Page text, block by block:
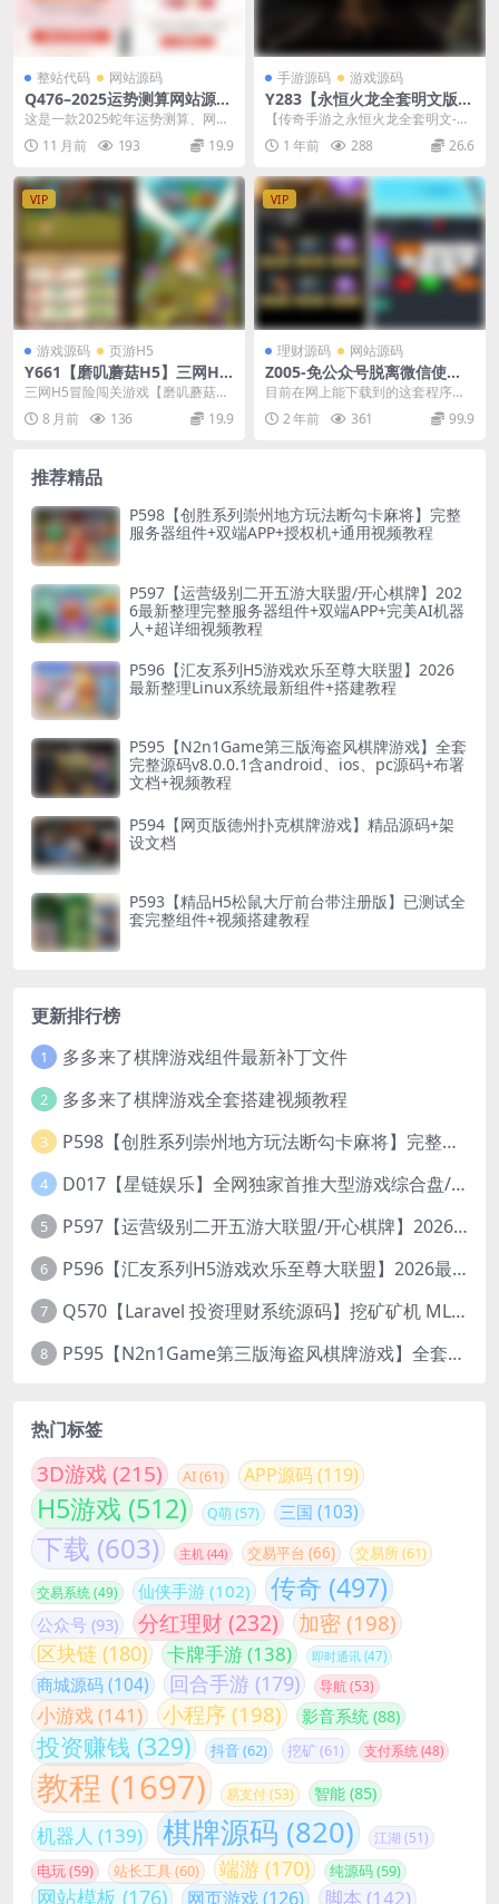
整站代码 网站源码
Q476–2025运势测算网站源码
附教程
这是一款2025蛇年运势测算、网站
源码、 风水起名、八字算命、算财
运姻缘等，第三...
11 月前 193 19.9
手游源码 游戏源码
Y283【永恒火龙全套明文版】
2025整理特色服务端+全套明
文+版本修改教程+zip加密j解
密工具+微端
【传奇手游之永恒火龙全套明文-免
授权版】经典三职业复古特色战神
引擎传奇手游-20...
1 年前 288 26.6
VIP
游戏源码 页游H5
Y661【磨叽蘑菇H5】三网H5
冒险闯关游戏2025最新整理W
IN系服务端+Linux手工服务端
+附赠源码+教程
三网H5冒险闯关游戏【磨叽蘑菇H
5】2025最新整理WIN系服务端+Li
nux手...
8 月前 136 19.9
VIP
理财源码 网站源码
Z005-免公众号脱离微信使用
的番摊幸运28全解密版源码
+采集修复20分钟+安装教程
目前在网上能下载到的这套程序都
是加密版，根本没法使用，本站这
次给群友的是全部解密...
2 年前 361 99.9
推荐精品
P598【创胜系列崇州地方玩法断勾卡麻将】完整
服务器组件+双端APP+授权机+通用视频教程
P597【运营级别二开五游大联盟/开心棋牌】202
6最新整理完整服务器组件+双端APP+完美AI机器
人+超详细视频教程
P596【汇友系列H5游戏欢乐至尊大联盟】2026
最新整理Linux系统最新组件+搭建教程
P595【N2n1Game第三版海盗风棋牌游戏】全套
完整源码v8.0.0.1含android、ios、pc源码+布署
文档+视频教程
P594【网页版德州扑克棋牌游戏】精品源码+架
设文档
P593【精品H5松鼠大厅前台带注册版】已测试全
套完整组件+视频搭建教程
更新排行榜
1 多多来了棋牌游戏组件最新补丁文件
2 多多来了棋牌游戏全套搭建视频教程
3 P598【创胜系列崇州地方玩法断勾卡麻将】完整服务器组件+双端APP+授权机+通用视频教程
4 D017【星链娱乐】全网独家首推大型游戏综合盘/体育/PG/电竟/电玩大型综合体
5 P597【运营级别二开五游大联盟/开心棋牌】2026最新整理完整服务器组件+双端APP+完美AI机器人+超详细视频教程
6 P596【汇友系列H5游戏欢乐至尊大联盟】2026最新整理Linux系统最新组件+搭建教程
7 Q570【Laravel 投资理财系统源码】挖矿矿机 MLM分销 带后台
8 P595【N2n1Game第三版海盗风棋牌游戏】全套完整源码v8.0.0.1含android、ios、pc源码+布署文档+视频教程
热门标签
3D游戏 (215) AI(61) APP源码(119)
H5游戏 (512) Q萌(57) 三国 (103)
下载 (603) 主机 (44) 交易平台 (66) 交易所(61)
交易系统(49) 仙侠手游 (102) 传奇 (497)
公众号 (93) 分红理财 (232) 加密 (198)
区块链 (180) 卡牌手游(138) 即时通讯 (47)
商城源码(104) 回合手游 (179) 导航(53)
小游戏 (141) 小程序 (198) 影音系统 (88)
投资赚钱 (329) 抖音(62) 挖矿(61) 支付系统 (48)
教程 (1697) 易支付(53) 智能 (85)
机器人 (139) 棋牌源码 (820) 江湖 (51)
电玩(59) 站长工具(60) 端游 (170) 纯源码(59)
网站模板 (176) 网页游戏(126) 脚本 (142)